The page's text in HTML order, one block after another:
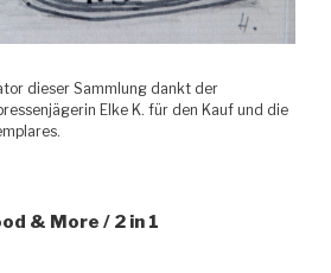
dieser Sammlung dankt der
Elke K. für den Kauf und die
& More / 2 in 1